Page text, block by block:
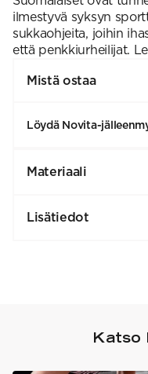
ilmestyvä syksyn
sukkaohjeita, joihin
että penkkiurheilijat.
Mistä ostaa
Löydä Novita-
Materiaali
Lisätiedot
Katso